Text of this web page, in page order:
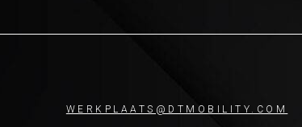
WERKPLAATS@DTMOBILITY.COM